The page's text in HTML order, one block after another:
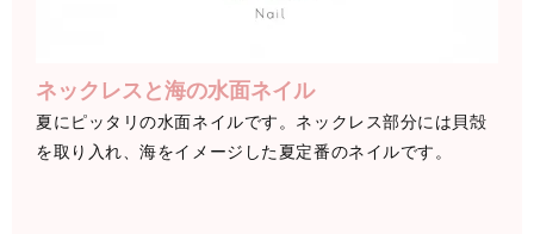
ネックレスと海の水面ネイル
夏にピッタリの水面ネイルです。ネックレス部分には貝殻
を取り入れ、海をイメージした夏定番のネイルです。